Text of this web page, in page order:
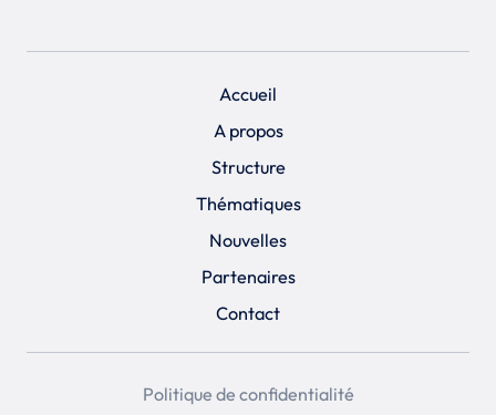
Accueil
A propos
Structure
Thématiques
Nouvelles
Partenaires
Contact
Politique de confidentialité